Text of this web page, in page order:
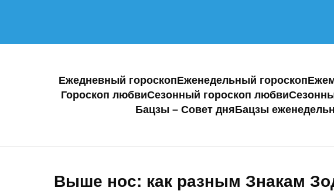
Ежедневный гороскопЕженедельный гороскоп
Гороскоп любвиСезонный гороскоп любви
Бацзы – Совет дняБацзы
Выше нос: как разным Знакам